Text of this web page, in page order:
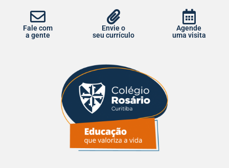
Fale com
a gente
Envie o
seu currículo
Agende
uma visita